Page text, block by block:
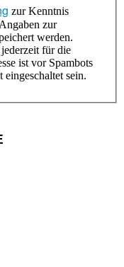
zur Kenntnis
werden.
für die
ist vor Spambots
sein.